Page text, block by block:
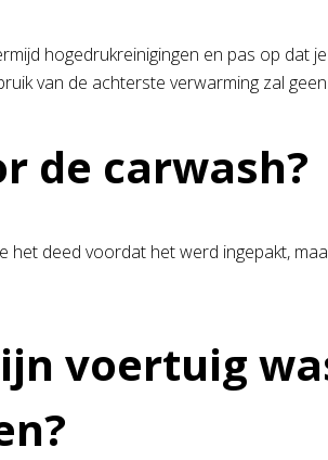
hogedrukreinigingen en pas op dat
van de achterste verwarming zal
de carwash?
het deed voordat het werd ingepakt,
voertuig